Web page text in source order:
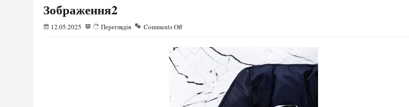
Зображення2
12.05.2025 43 Переглядів Comments Off